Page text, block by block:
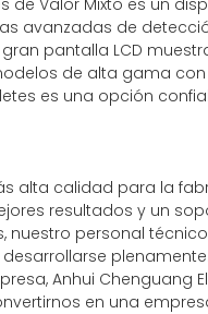
avanzadas de
pantalla LCD
de alta gama
es una opción
alta calidad para la
resultados y un
nuestro personal
Anhui Chenguang
en una